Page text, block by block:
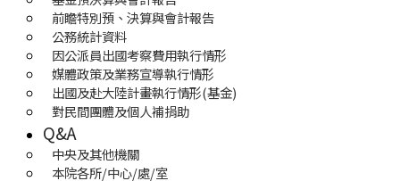
前瞻特別預、決算與會計報告
公務統計資料
因公派員出國考察費用執行情形
媒體政策及業務宣導執行情形
出國及赴大陸計畫執行情形(基金)
對民間團體及個人補捐助
Q&A
中央及其他機關
本院各所/中心/處/室